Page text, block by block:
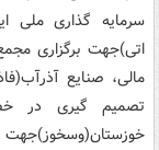
سرمایه گذاری ملی
اتی)جهت برگزاری
مالی، صنایع
تصمیم گیری در
خوزستان(وسخوز)جهت